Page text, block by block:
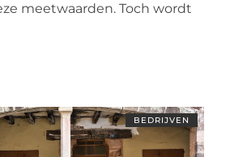
meetwaarden. Toch wordt
BEDRIJVEN